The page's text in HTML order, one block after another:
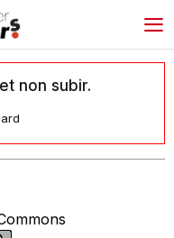
non subir.